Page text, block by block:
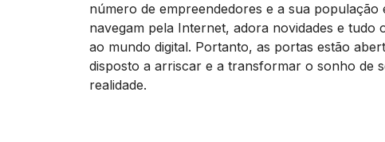
número de empreendedores e a sua população
navegam pela Internet, adora novidades e tudo
ao mundo digital. Portanto, as portas estão
disposto a arriscar e a transformar o sonho de
realidade.